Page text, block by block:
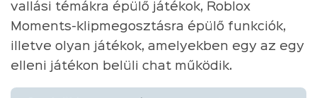
vallási témákra épülő játékok, Roblox
Moments-klipmegosztásra épülő funkciók,
illetve olyan játékok, amelyekben egy az egy
elleni játékon belüli chat működik.